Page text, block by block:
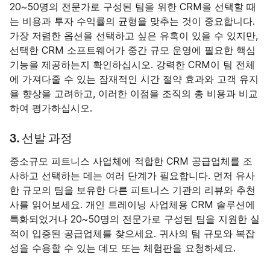
20~50명의 전문가로 구성된 팀을 위한 CRM을 선택할 때
는 비용과 투자 수익률의 균형을 맞추는 것이 중요합니다.
가장 저렴한 옵션을 선택하고 싶은 유혹이 있을 수 있지만,
선택한 CRM 소프트웨어가 중간 규모 운영에 필요한 핵심
기능을 제공하는지 확인하십시오. 강력한 CRM이 팀 전체
에 가져다줄 수 있는 잠재적인 시간 절약 효과와 고객 유지
율 향상을 고려하고, 이러한 이점을 조직의 총 비용과 비교
하여 평가하십시오.
3. 선발 과정
중소규모 피트니스 사업체에 적합한 CRM 공급업체를 조
사하고 선택하는 데는 여러 단계가 필요합니다. 먼저 유사
한 규모의 팀을 보유한 다른 피트니스 기관의 리뷰와 추천
사를 읽어보세요. 개인 트레이닝 사업체용 CRM 솔루션에
특화되었거나 20~50명의 전문가로 구성된 팀을 지원한 실
적이 입증된 공급업체를 찾으세요. 귀사의 팀 규모와 복잡
성을 수용할 수 있는 데모 또는 체험판을 요청하세요.